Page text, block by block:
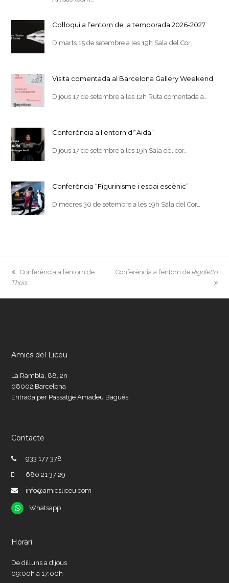
Col·loqui a l’entorn de la temporada 2026-2027
Dimarts 15 de setembre a les 19h Sala del Cor…
Visita comentada al Barcelona Gallery Weekend
Dijous 17 de setembre a les 12h Ruta comentada a…
Conferència a l’entorn d'”Aida”
Dijous 17 de setembre a les 19h Sala del cor…
Conferència “Figurinisme i espai escènic”
Dimecres 30 de setembre a les 19h Sala del Cor…
previous
post:
Conferència a l’entorn de
Thaïs
next
Conferència a l’entorn de Rigoletto
Amics del Liceu
La Rambla, 88, 2n
08002 Barcelona
Entrada per Passatge Amadeu Bagués
Contacte
933 177 378
680 21 37 29
info@amicsliceu.com
Whatsapp
Whatsapp
Horari
De dilluns a dijous
09:00h a 17:00h